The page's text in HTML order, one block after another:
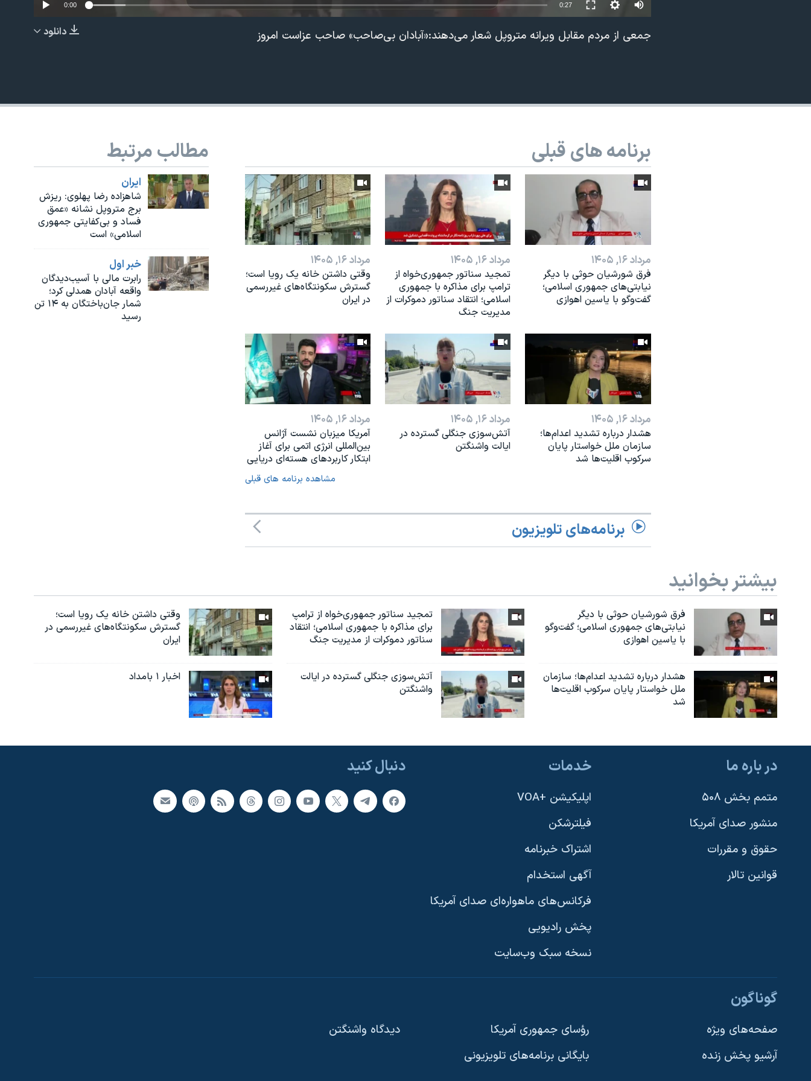
دنبال کنید
زبانهای مختلف
EMBED
0:00 0:27
دانلود جمعی از مردم مقابل ویرانه متروپل شعار می‌دهند:«آبادان بی‌صاحب» صاحب عزاست امروز
مطالب مرتبط
ايران
شاهزاده رضا پهلوی: ریزش
برج متروپل نشانه «عمق
فساد و بی‌کفایتی جمهوری
اسلامی» است
خبر اول
رابرت مالی با آسیب‌دیدگان
واقعه آبادان همدلی کرد؛
شمار جان‌باختگان به ۱۴ تن
رسید
برنامه های قبلی
مرداد ۱۶, ۱۴۰۵
فرق شورشیان حوثی با دیگر
نیابتی‌های جمهوری اسلامی؛
گفت‌وگو با یاسین اهوازی
مرداد ۱۶, ۱۴۰۵
تمجید سناتور جمهوری‌خواه از
ترامپ برای مذاکره با جمهوری
اسلامی؛ انتقاد سناتور دموکرات از
مدیریت جنگ
مرداد ۱۶, ۱۴۰۵
وقتی داشتن خانه یک رویا است؛
گسترش سکونتگاه‌های غیررسمی
در ایران
مرداد ۱۶, ۱۴۰۵
هشدار درباره تشدید اعدام‌ها؛
سازمان ملل خواستار پایان
سرکوب اقلیت‌ها شد
مرداد ۱۶, ۱۴۰۵
آتش‌سوزی جنگلی گسترده در
ایالت واشنگتن
مرداد ۱۶, ۱۴۰۵
آمریکا میزبان نشست آژانس
بین‌المللی انرژی اتمی برای آغاز
ابتکار کاربردهای هسته‌ای دریایی
مشاهده برنامه های قبلی
برنامه‌های تلویزیون
بیشتر بخوانید
فرق شورشیان حوثی با دیگر
نیابتی‌های جمهوری اسلامی؛ گفت‌وگو
با یاسین اهوازی
تمجید سناتور جمهوری‌خواه از ترامپ
برای مذاکره با جمهوری اسلامی؛ انتقاد
سناتور دموکرات از مدیریت جنگ
وقتی داشتن خانه یک رویا است؛
گسترش سکونتگاه‌های غیررسمی در
ایران
هشدار درباره تشدید اعدام‌ها؛ سازمان
ملل خواستار پایان سرکوب اقلیت‌ها
شد
آتش‌سوزی جنگلی گسترده در ایالت
واشنگتن
اخبار ۱ بامداد
دنبال کنید در باره ما
متمم بخش ۵۰۸
منشور صدای آمریکا
حقوق و مقررات
قوانین تالار
خدمات
اپلیکیشن +VOA
فیلترشکن
اشتراک خبرنامه
آگهی استخدام
فرکانس‌های ماهواره‌ای صدای آمریکا
پخش رادیویی
نسخه سبک وب‌سایت
گوناگون
صفحه‌های ویژه
آرشیو پخش زنده
رؤسای جمهوری آمریکا
بایگانی برنامه‌های تلویزیونی
دیدگاه‌ واشنگتن